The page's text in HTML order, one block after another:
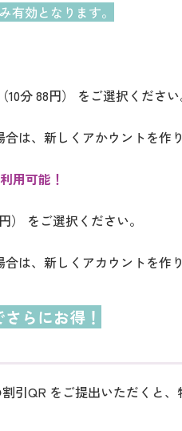
効となります。
分 88円） をご選択ください
は、新しくアかウントを作
用可能！
をご選択ください。
は、新しくアカウントを作
らにお得！
引QR をご提出いただくと、